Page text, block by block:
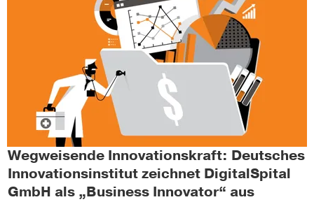
Wegweisende Innovationskraft: Deutsches
Innovationsinstitut zeichnet DigitalSpital
GmbH als „Business Innovator“ aus